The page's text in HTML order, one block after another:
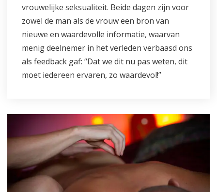
vrouwelijke seksualiteit. Beide dagen zijn voor
zowel de man als de vrouw een bron van
nieuwe en waardevolle informatie, waarvan
menig deelnemer in het verleden verbaasd ons
als feedback gaf: “Dat we dit nu pas weten, dit
moet iedereen ervaren, zo waardevol!”